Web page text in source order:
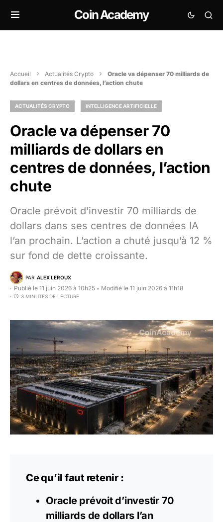
Coin Academy
Accueil Actualités Crypto
Oracle va dépenser 70 milliards de
dollars en centres de données, l’action chute
ACTUALITÉS CRYPTO INTELLIGENCE ARTIFICIELLE
Oracle va dépenser 70
milliards de dollars en
centres de données, l’action
chute
Oracle prévoit d’investir 70 milliards de
dollars dans ses centres de données IA
l’an prochain. L’action a chuté jusqu’à 12 %
sur fond de dette croissante.
PAR ALEX LEROUX
Publié le 11 juin 2026 à 10h25 • Modifié le 11 juin 2026 à 11h18
3 MINUTES DE LECTURE
Ce qu’il faut retenir :
Oracle prévoit d’investir 70
milliards de dollars l’an